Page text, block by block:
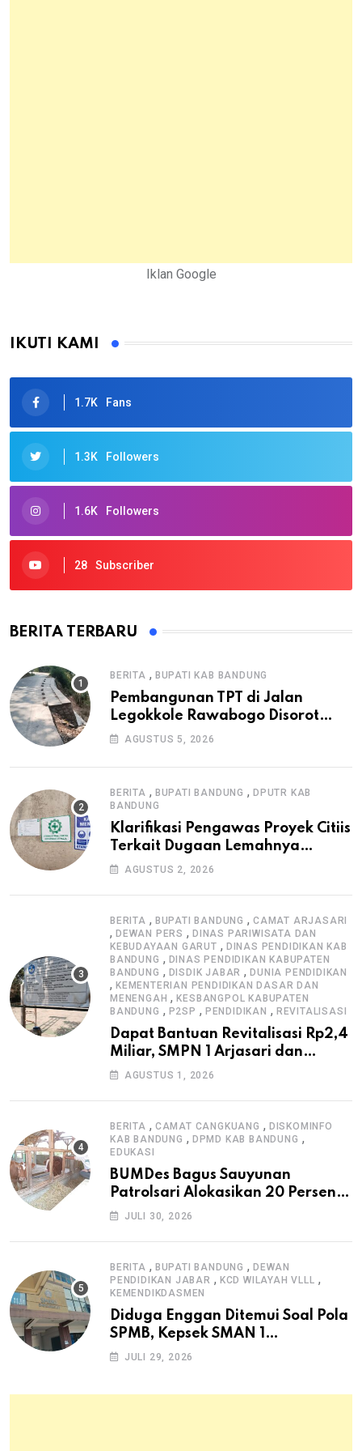
Iklan Google
IKUTI KAMI
1.7K Fans
1.3K Followers
1.6K Followers
28 Subscriber
BERITA TERBARU
BERITA , BUPATI KAB BANDUNG
Pembangunan TPT di Jalan
Legokkole Rawabogo Disorot
Warga, Selesai Tanpa Papan
AGUSTUS 5, 2026
BERITA , BUPATI BANDUNG ,DPUTR KAB
BANDUNG
Klarifikasi Pengawas Proyek Citiis
Terkait Dugaan Lemahnya
Pengawasan K3
AGUSTUS 2, 2026
BERITA , BUPATI BANDUNG ,CAMAT ARJASARI
, DEWAN PERS , DINAS PARIWISATA DAN
KEBUDAYAAN GARUT , DINAS PENDIDIKAN KAB
BANDUNG , DINAS PENDIDIKAN KABUPATEN
BANDUNG , DISDIK JABAR ,DUNIA PENDIDIKAN
, KEMENTERIAN PENDIDIKAN DASAR DAN
MENENGAH ,KESBANGPOL KABUPATEN
BANDUNG , P2SP , PENDIDIKAN , REVITALISASI
Dapat Bantuan Revitalisasi Rp2,4
Miliar, SMPN 1 Arjasari dan
Masyarakat Sambut Antusias
AGUSTUS 1, 2026
BERITA , CAMAT CANGKUANG , DISKOMINFO
KAB BANDUNG , DPMD KAB BANDUNG ,
EDUKASI
BUMDes Bagus Sauyunan
Patrolsari Alokasikan 20 Persen
Dana Desa untuk Ketahanan
JULI 30, 2026
BERITA , BUPATI BANDUNG ,DEWAN
PENDIDIKAN JABAR , KCD WILAYAH VLLL ,
KEMENDIKDASMEN
Diduga Enggan Ditemui Soal Pola
SPMB, Kepsek SMAN 1
Dayeuhkolot Dikeluhkan Orang
JULI 29, 2026